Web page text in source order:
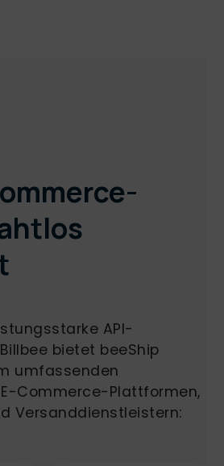
API-
bietet beeShip
umfassenden
Commerce-Plattformen,
Versanddienstleistern: